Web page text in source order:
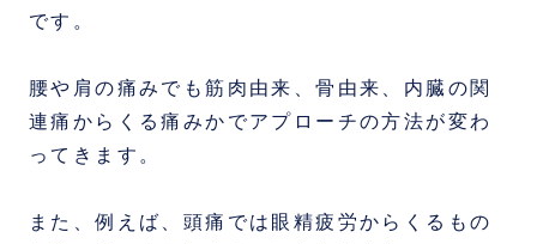
です。
腰や肩の痛みでも筋肉由来、骨由来、内臓の関
連痛からくる痛みかでアプローチの方法が変わ
ってきます。
また、例えば、頭痛では眼精疲労からくるもの